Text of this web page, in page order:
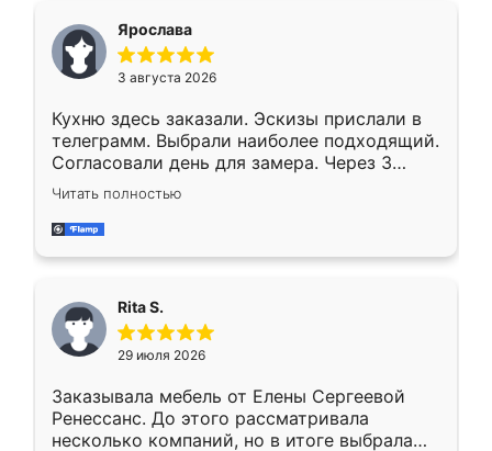
Ярослава
3 августа 2026
Кухню здесь заказали. Эскизы прислали в
телеграмм. Выбрали наиболее подходящий.
Согласовали день для замера. Через 3
недели кухня была уже готова. Остались
довольны работой. Спасибо Ренессанс
мебель за качественную работу!
Читать полностью
Rita S.
29 июля 2026
Заказывала мебель от Елены Сергеевой
Ренессанс. До этого рассматривала
несколько компаний, но в итоге выбрала